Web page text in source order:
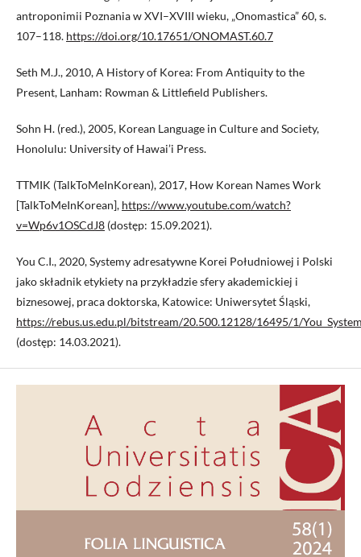
antroponimii Poznania w XVI–XVIII wieku, „Onomastica” 60, s.
107–118. https://doi.org/10.17651/ONOMAST.60.7
Seth M.J., 2010, A History of Korea: From Antiquity to the
Present, Lanham: Rowman & Littlefield Publishers.
Sohn H. (red.), 2005, Korean Language in Culture and Society,
Honolulu: University of Hawai’i Press.
TTMIK (TalkToMeInKorean), 2017, How Korean Names Work
[TalkToMeInKorean], https://www.youtube.com/watch?
v=Wp6v1OSCdJ8 (dostęp: 15.09.2021).
You C.I., 2020, Systemy adresatywne Korei Południowej i Polski
jako składnik etykiety na przykładzie sfery akademickiej i
biznesowej, praca doktorska, Katowice: Uniwersytet Śląski,
https://rebus.us.edu.pl/bitstream/20.500.12128/16495/1/
(dostęp: 14.03.2021).